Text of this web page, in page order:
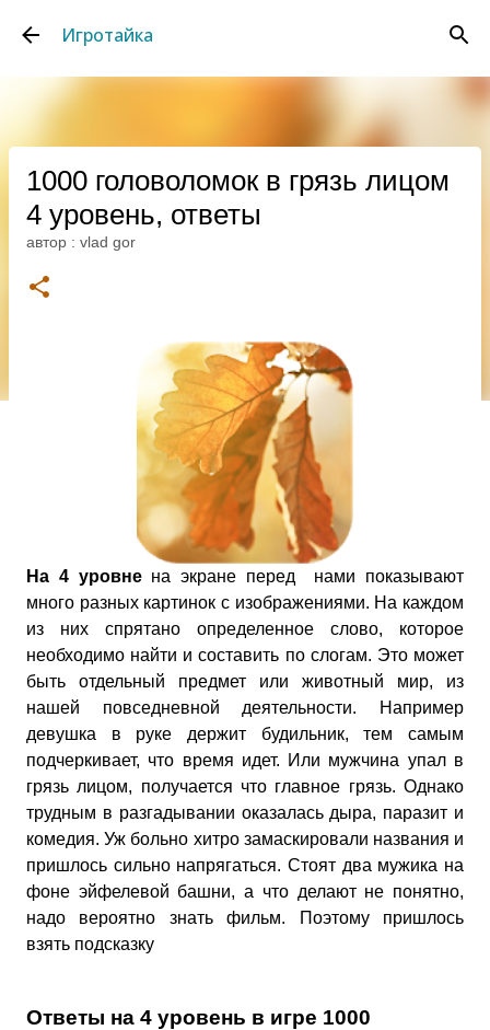
Игротайка
1000 головоломок в грязь лицом
4 уровень, ответы
автор : vlad gor
На 4 уровне на экране перед нами показывают
много разных картинок с изображениями. На каждом
из них спрятано определенное слово, которое
необходимо найти и составить по слогам. Это может
быть отдельный предмет или животный мир, из
нашей повседневной деятельности. Например
девушка в руке держит будильник, тем самым
подчеркивает, что время идет. Или мужчина упал в
грязь лицом, получается что главное грязь. Однако
трудным в разгадывании оказалась дыра, паразит и
комедия. Уж больно хитро замаскировали названия и
пришлось сильно напрягаться. Стоят два мужика на
фоне эйфелевой башни, а что делают не понятно,
надо вероятно знать фильм. Поэтому пришлось
взять подсказку
Ответы на 4 уровень в игре 1000